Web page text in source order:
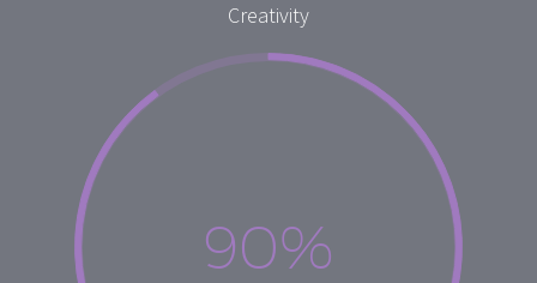
Creativity
90%